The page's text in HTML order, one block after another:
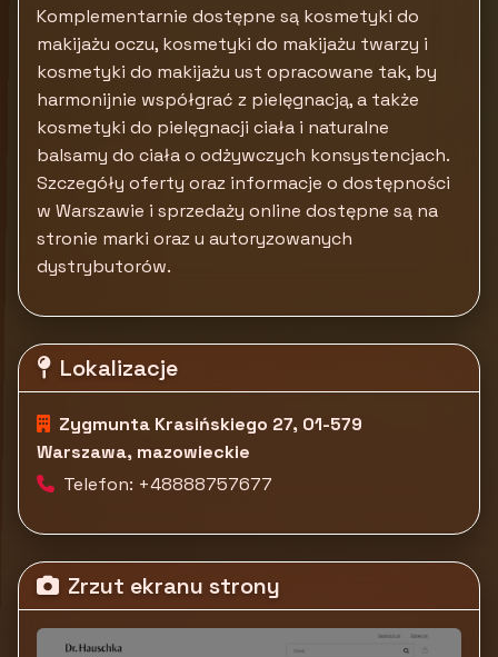
Komplementarnie dostępne są kosmetyki do
makijażu oczu, kosmetyki do makijażu twarzy i
kosmetyki do makijażu ust opracowane tak, by
harmonijnie współgrać z pielęgnacją, a także
kosmetyki do pielęgnacji ciała i naturalne
balsamy do ciała o odżywczych konsystencjach.
Szczegóły oferty oraz informacje o dostępności
w Warszawie i sprzedaży online dostępne są na
stronie marki oraz u autoryzowanych
dystrybutorów.
Lokalizacje
Zygmunta Krasińskiego 27, 01-579
Warszawa, mazowieckie
Telefon: +48888757677
Zrzut ekranu strony